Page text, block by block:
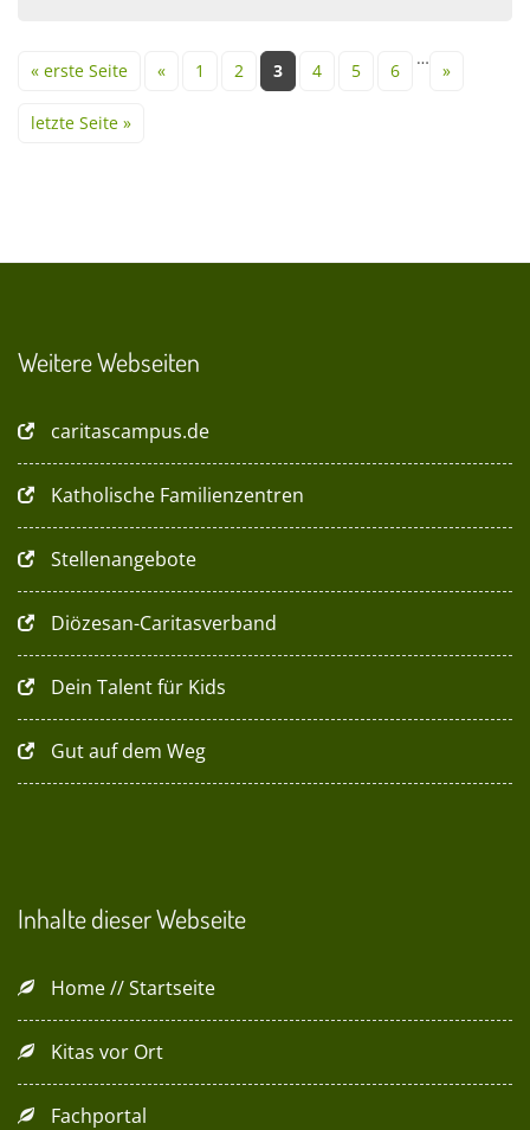
« erste Seite « 1 2 3 4 5 6
…
»
letzte Seite »
Weitere Webseiten
caritascampus.de
Katholische Familienzentren
Stellenangebote
Diözesan-Caritasverband
Dein Talent für Kids
Gut auf dem Weg
Inhalte dieser Webseite
Home // Startseite
Kitas vor Ort
Fachportal